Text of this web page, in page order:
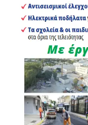
Την ίδια στιγμή,
συνεχίζουν να
δημιουργικής
προσφέροντας
καλλιτεχνικών,
ανάπτυξη της
φαντασία, τη